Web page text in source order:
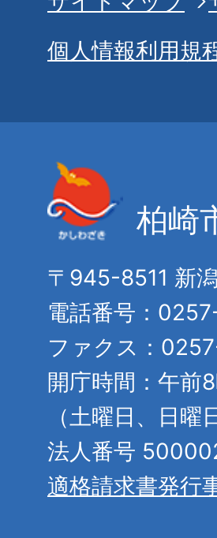
個人情報利用規
柏崎
〒945-8511 新
電話番号：
ファクス：
開庁時間：午前
（土曜日、日
法人番号
適格請求書発行